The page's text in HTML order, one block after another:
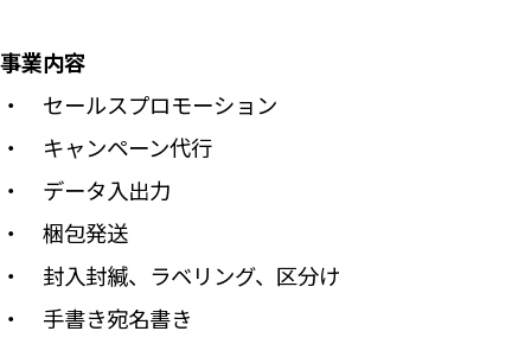
事業内容
・ セールスプロモーション
・ キャンペーン代行
・ データ入出力
・ 梱包発送
・ 封入封緘、ラベリング、区分け
・ 手書き宛名書き